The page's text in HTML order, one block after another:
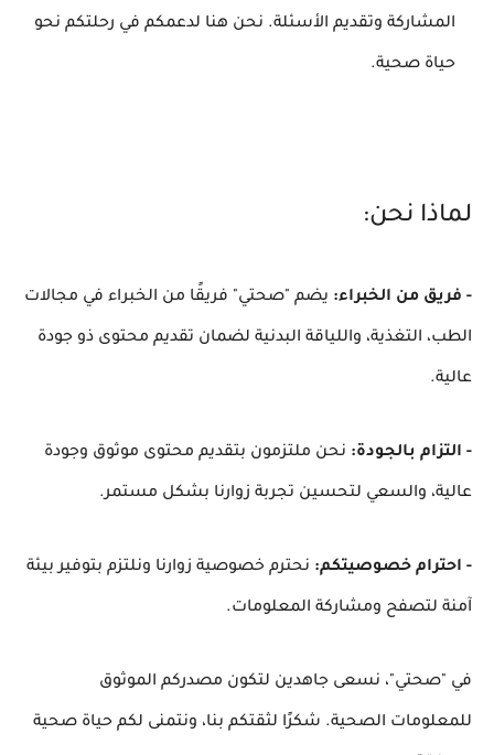
المشاركة وتقديم الأسئلة. نحن هنا لدعمكم في رحلتكم نحو
حياة صحية.
لماذا نحن:
- فريق من الخبراء: يضم "صحتي" فريقًا من الخبراء في مجالات
الطب، التغذية، واللياقة البدنية لضمان تقديم محتوى ذو جودة
عالية.
- التزام بالجودة: نحن ملتزمون بتقديم محتوى موثوق وجودة
عالية، والسعي لتحسين تجربة زوارنا بشكل مستمر.
- احترام خصوصيتكم: نحترم خصوصية زوارنا ونلتزم بتوفير بيئة
آمنة لتصفح ومشاركة المعلومات.
في "صحتي"، نسعى جاهدين لتكون مصدركم الموثوق
للمعلومات الصحية. شكرًا لثقتكم بنا، ونتمنى لكم حياة صحية